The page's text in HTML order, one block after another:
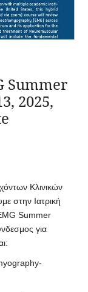
Summer
2025,
Kλινικών
στην Ιατρική
Summer
για